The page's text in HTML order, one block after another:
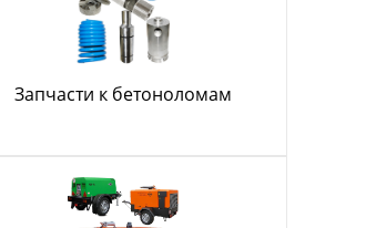
Запчасти к бетоноломам